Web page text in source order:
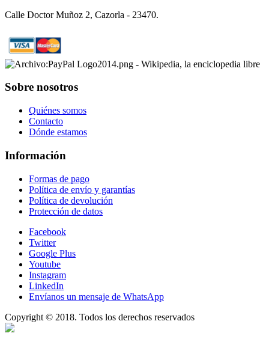
Calle Doctor Muñoz 2, Cazorla - 23470.
Sobre nosotros
Quiénes somos
Contacto
Dónde estamos
Información
Formas de pago
Política de envío y garantías
Política de devolución
Protección de datos
Facebook
Twitter
Google Plus
Youtube
Instagram
LinkedIn
Envíanos un mensaje de WhatsApp
Copyright © 2018. Todos los derechos reservados